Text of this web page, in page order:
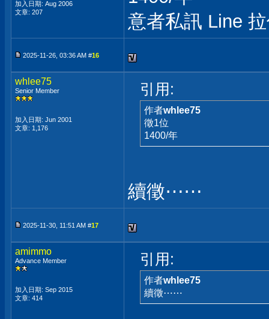
加入日期: Aug 2006
文章: 207
意者私訊 Line
2025-11-26, 03:36 AM #16
whlee75
Senior Member
加入日期: Jun 2001
文章: 1,176
引用:
作者whlee75
徵1位
1400/年
續徵⋯⋯
2025-11-30, 11:51 AM #17
amimmo
Advance Member
加入日期: Sep 2015
文章: 414
引用:
作者whlee75
續徵⋯⋯